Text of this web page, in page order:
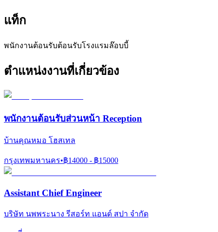
แท็ก
พนักงานต้อนรับต้อนรับโรงแรมล๊อบบี้
ตำแหน่งงานที่เกี่ยวข้อง
พนักงานต้อนรับส่วนหน้า Reception
บ้านคุณหมอ โฮสเทล
กรุงเทพมหานคร•฿14000 - ฿15000
Assistant Chief Engineer
บริษัท นพพระนาง รีสอร์ท แอนด์ สปา จำกัด